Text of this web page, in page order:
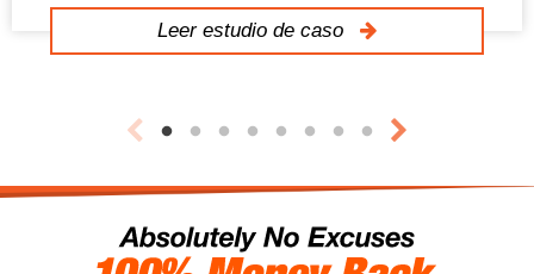
Leer estudio de caso